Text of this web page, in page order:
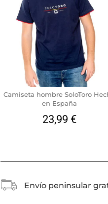
Camiseta hombre SoloToro
en España
23,99 €
Envío peninsular